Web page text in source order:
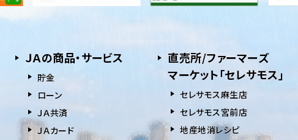
ＪＡの商品・サービス
貯⾦
ローン
ＪＡ共済
ＪＡカード
直売所/ファーマーズ
マーケット「セレサモス」
セレサモス麻生店
セレサモス宮前店
地産地消レシピ